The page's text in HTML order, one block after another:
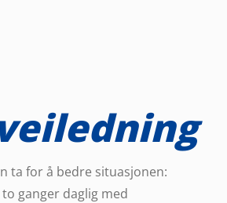
ta for å bedre situasjonen:
ganger daglig med